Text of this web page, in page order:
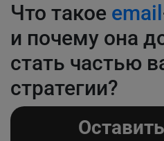
Что такое email
и почему она
стать частью
стратегии?